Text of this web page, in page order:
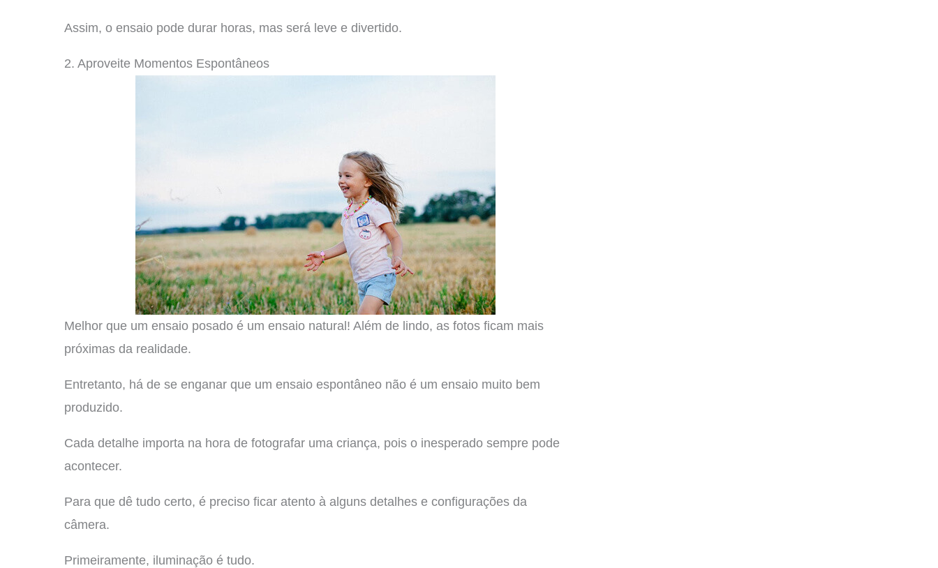
Assim, o ensaio pode durar horas, mas será leve e divertido.
2. Aproveite Momentos Espontâneos
Melhor que um ensaio posado é um ensaio natural! Além de lindo, as fotos ficam mais
próximas da realidade.
Entretanto, há de se enganar que um ensaio espontâneo não é um ensaio muito bem
produzido.
Cada detalhe importa na hora de fotografar uma criança, pois o inesperado sempre pode
acontecer.
Para que dê tudo certo, é preciso ficar atento à alguns detalhes e configurações da
câmera.
Primeiramente, iluminação é tudo.